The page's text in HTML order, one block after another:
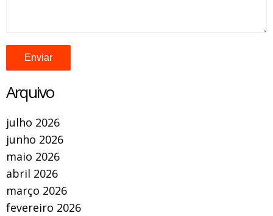
Arquivo
julho 2026
junho 2026
maio 2026
abril 2026
março 2026
fevereiro 2026